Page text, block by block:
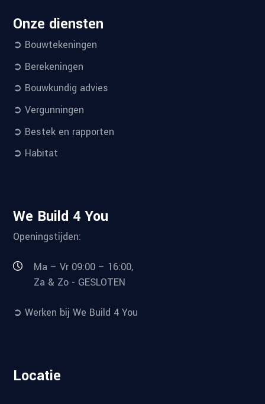
Onze diensten
➲ Bouwtekeningen
➲ Berekeningen
➲ Bouwkundig advies
➲ Vergunningen
➲ Bestek en rapporten
➲ Habitat
We Build 4 You
Openingstijden:
Ma – Vr 09:00 – 16:00,
Za & Zo - GESLOTEN
➲ Werken bij We Build 4 You
Locatie